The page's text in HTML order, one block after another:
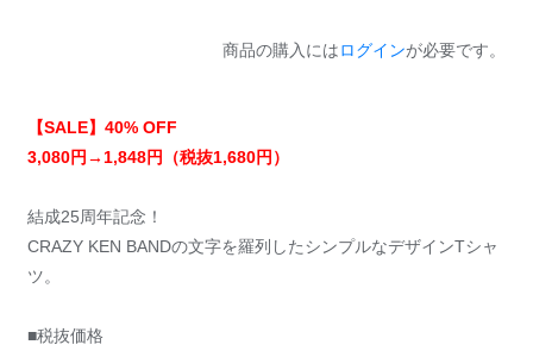
商品の購入にはログインが必要です。
【SALE】40% OFF
3,080円→1,848円（税抜1,680円）
結成25周年記念！
CRAZY KEN BANDの文字を羅列したシンプルなデザインTシャ
ツ。
■税抜価格